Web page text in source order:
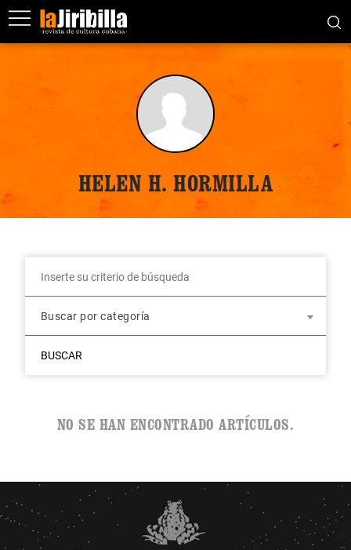
HELEN H. HORMILLA
Buscar por categoría
BUSCAR
NO SE HAN ENCONTRADO ARTÍCULOS.